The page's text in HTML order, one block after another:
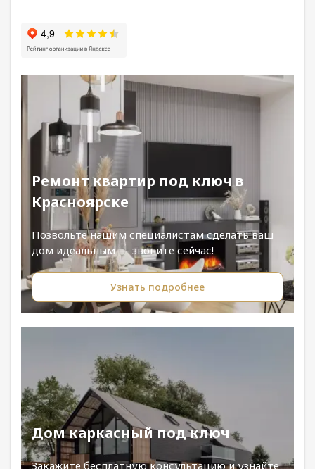
Ремонт квартир под ключ в
Красноярске
Позвольте нашим специалистам сделать ваш
дом идеальным — звоните сейчас!
Узнать подробнее
Дом каркасный под ключ
Закажите бесплатную консультацию и узнайте